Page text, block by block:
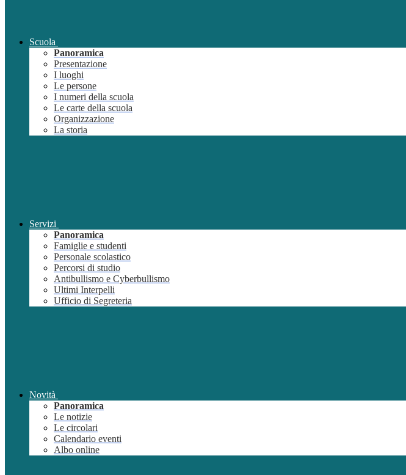
Scuola
Panoramica
Presentazione
I luoghi
Le persone
I numeri della scuola
Le carte della scuola
Organizzazione
La storia
Servizi
Panoramica
Famiglie e studenti
Personale scolastico
Percorsi di studio
Antibullismo e Cyberbullismo
Ultimi Interpelli
Ufficio di Segreteria
Novità
Panoramica
Le notizie
Le circolari
Calendario eventi
Albo online